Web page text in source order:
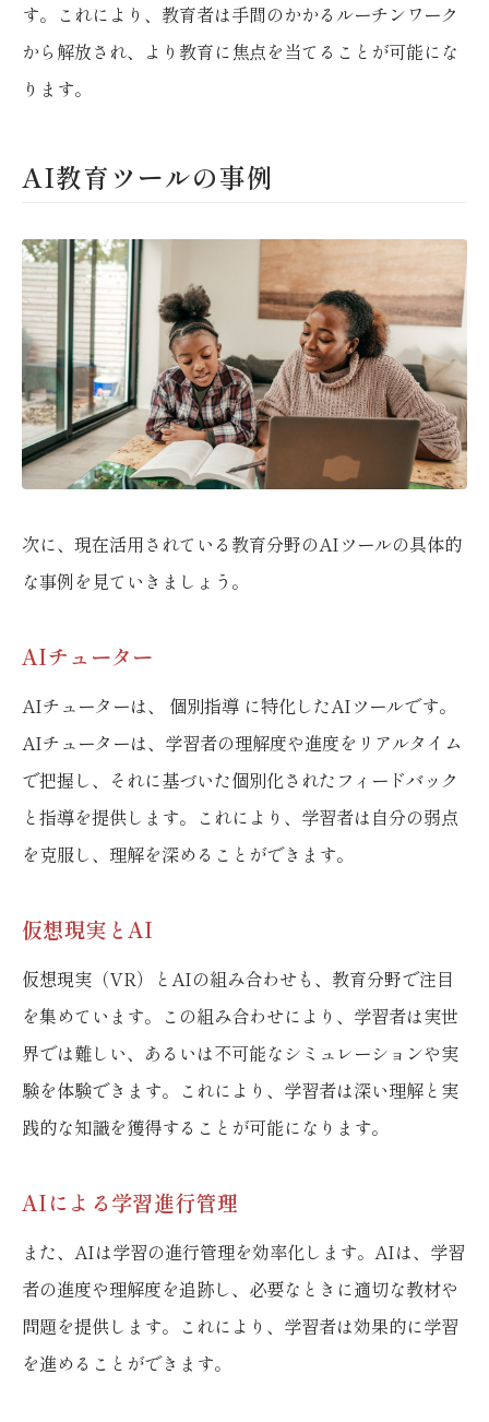
す。これにより、教育者は手間のかかるルーチンワーク
から解放され、より教育に焦点を当てることが可能にな
ります。
AI教育ツールの事例
次に、現在活用されている教育分野のAIツールの具体的
な事例を見ていきましょう。
AIチューター
AIチューターは、 個別指導 に特化したAIツールです。
AIチューターは、学習者の理解度や進度をリアルタイム
で把握し、それに基づいた個別化されたフィードバック
と指導を提供します。これにより、学習者は自分の弱点
を克服し、理解を深めることができます。
仮想現実とAI
仮想現実（VR）とAIの組み合わせも、教育分野で注目
を集めています。この組み合わせにより、学習者は実世
界では難しい、あるいは不可能なシミュレーションや実
験を体験できます。これにより、学習者は深い理解と実
践的な知識を獲得することが可能になります。
AIによる学習進行管理
また、AIは学習の進行管理を効率化します。AIは、学習
者の進度や理解度を追跡し、必要なときに適切な教材や
問題を提供します。これにより、学習者は効果的に学習
を進めることができます。